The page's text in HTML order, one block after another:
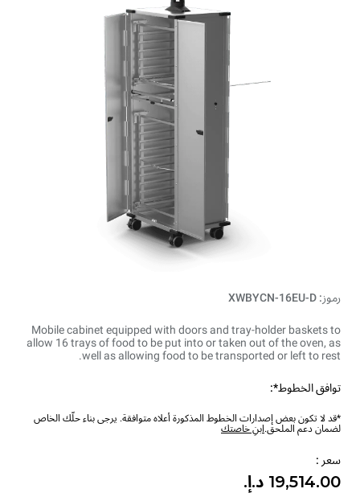
رموز: XWBYCN-16EU-D
Mobile cabinet equipped with doors and tray-holder baskets to
allow 16 trays of food to be put into or taken out of the oven, as
well as allowing food to be transported or left to rest.
توافق الخطوط*:
*قد لا تكون بعض إصدارات الخطوط المذكورة أعلاه متوافقة. يرجى بناء حلّك الخاص
لضمان دعم الملحق.ابنِ خاصتك
سعر :